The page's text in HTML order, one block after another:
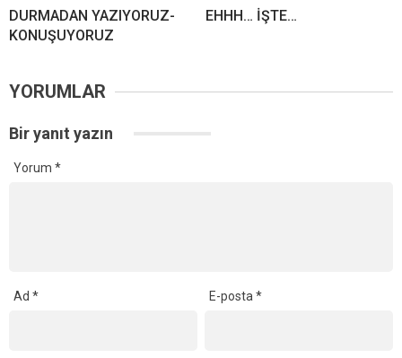
DURMADAN YAZIYORUZ-
KONUŞUYORUZ
EHHH… İŞTE…
YORUMLAR
Bir yanıt yazın
Yorum *
Ad * E-posta*